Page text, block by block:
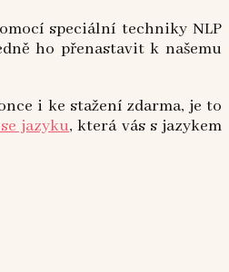
speciální techniky NLP
ho přenastavit k našemu
i ke stažení zdarma, je to
jazyku, která vás s jazykem